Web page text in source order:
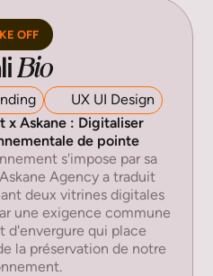
OFF
Bio
UX UI Design
x Askane : Digitaliser
de pointe
s'impose par sa
Agency a traduit
deux vitrines digitales
une exigence commune
d'envergure qui place
la préservation de notre